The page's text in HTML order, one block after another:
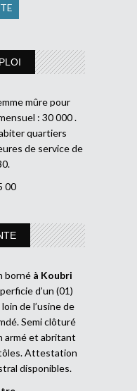
mûre pour
: 30 000 .
quartiers
de service de
00
borné à Koubri
d’un (01)
de l’usine de
Semi clôturé
armé et abritant
Attestation
disponibles.